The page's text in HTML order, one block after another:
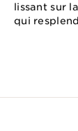
lissant sur
qui